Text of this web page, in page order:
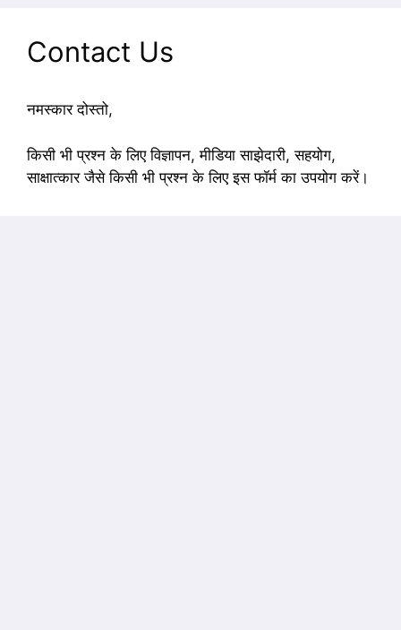
Contact Us
नमस्कार दोस्तो,
किसी भी प्रश्न के लिए विज्ञापन, मीडिया साझेदारी, सहयोग,
साक्षात्कार जैसे किसी भी प्रश्न के लिए इस फॉर्म का उपयोग करें।